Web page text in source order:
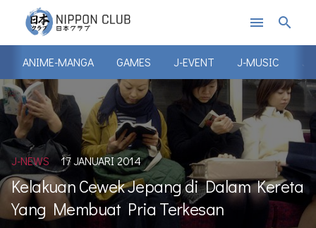
menu search
ANIME-MANGA GAMES J-EVENT J-MUSIC J-
J-NEWS 17 JANUARI 2014
Kelakuan Cewek Jepang di Dalam Kereta
Yang Membuat Pria Terkesan